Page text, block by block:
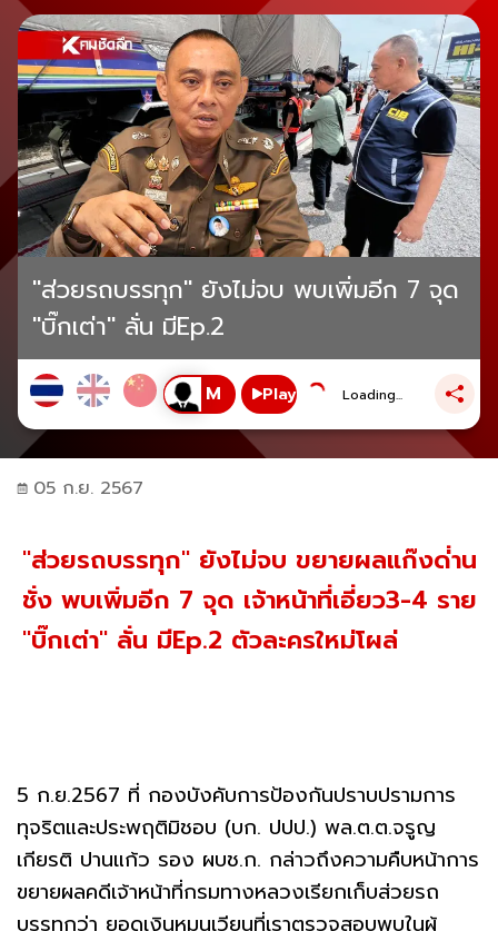
"ส่วยรถบรรทุก" ยังไม่จบ พบเพิ่มอีก 7 จุด
"บิ๊กเต่า" ลั่น มีEp.2
Play Loading...
05 ก.ย. 2567
"ส่วยรถบรรทุก" ยังไม่จบ ขยายผลแก๊งด่่าน
ชั่ง พบเพิ่มอีก 7 จุด เจ้าหน้าที่เอี่ยว3-4 ราย
"บิ๊กเต่า" ลั่น มีEp.2 ตัวละครใหม่โผล่
5 ก.ย.2567 ที่ กองบังคับการป้องกันปราบปรามการ
ทุจริตและประพฤติมิชอบ (บก. ปปป.) พล.ต.ต.จรูญ
เกียรติ ปานแก้ว รอง ผบช.ก. กล่าวถึงความคืบหน้าการ
ขยายผลคดีเจ้าหน้าที่กรมทางหลวงเรียกเก็บส่วยรถ
บรรทุกว่า ยอดเงินหมุนเวียนที่เราตรวจสอบพบในผู้